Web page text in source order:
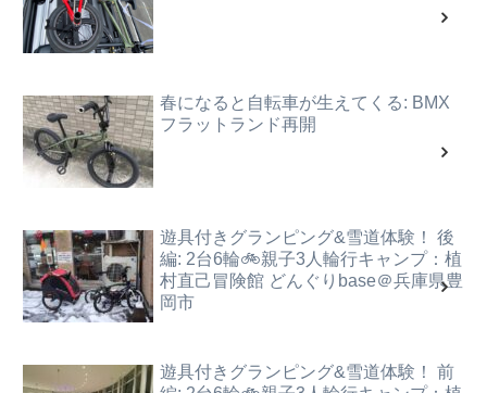
春になると自転車が生えてくる: BMX
フラットランド再開
遊具付きグランピング&雪道体験！ 後
編: 2台6輪🚲親子3人輪行キャンプ：植
村直己冒険館 どんぐりbase＠兵庫県豊
岡市
遊具付きグランピング&雪道体験！ 前